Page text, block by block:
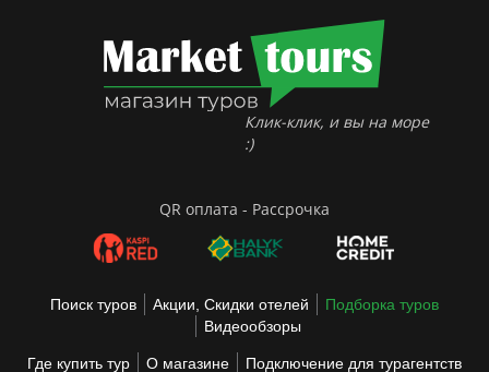
Клик-клик, и вы на море
:)
QR оплата - Рассрочка
Поиск туров Акции, Скидки отелей
Подборка туров
Видеообзоры
Где купить тур О магазине Подключение для турагентств